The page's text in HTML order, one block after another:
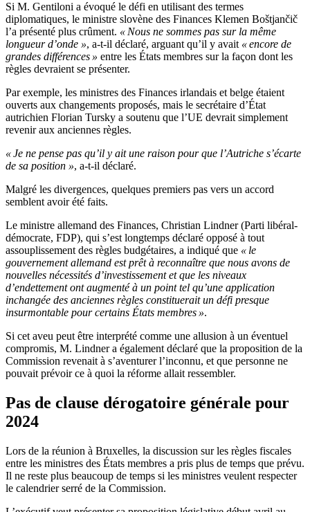
Si M. Gentiloni a évoqué le défi en utilisant des termes
diplomatiques, le ministre slovène des Finances Klemen Boštjančič
l’a présenté plus crûment. « Nous ne sommes pas sur la même
longueur d’onde », a-t-il déclaré, arguant qu’il y avait « encore de
grandes différences » entre les États membres sur la façon dont les
règles devraient se présenter.
Par exemple, les ministres des Finances irlandais et belge étaient
ouverts aux changements proposés, mais le secrétaire d’État
autrichien Florian Tursky a soutenu que l’UE devrait simplement
revenir aux anciennes règles.
« Je ne pense pas qu’il y ait une raison pour que l’Autriche s’écarte
de sa position », a-t-il déclaré.
Malgré les divergences, quelques premiers pas vers un accord
semblent avoir été faits.
Le ministre allemand des Finances, Christian Lindner (Parti libéral-
démocrate, FDP), qui s’est longtemps déclaré opposé à tout
assouplissement des règles budgétaires, a indiqué que « le
gouvernement allemand est prêt à reconnaître que nous avons de
nouvelles nécessités d’investissement et que les niveaux
d’endettement ont augmenté à un point tel qu’une application
inchangée des anciennes règles constituerait un défi presque
insurmontable pour certains États membres ».
Si cet aveu peut être interprété comme une allusion à un éventuel
compromis, M. Lindner a également déclaré que la proposition de la
Commission revenait à s’aventurer l’inconnu, et que personne ne
pouvait prévoir ce à quoi la réforme allait ressembler.
Pas de clause dérogatoire générale pour
2024
Lors de la réunion à Bruxelles, la discussion sur les règles fiscales
entre les ministres des États membres a pris plus de temps que prévu.
Il ne reste plus beaucoup de temps si les ministres veulent respecter
le calendrier serré de la Commission.